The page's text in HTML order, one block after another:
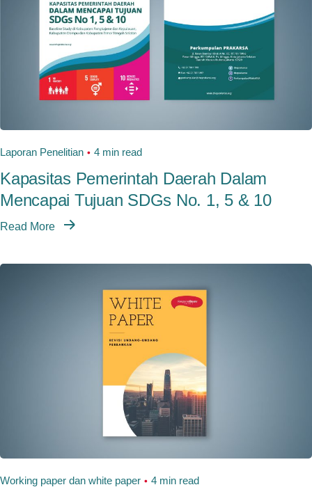
Laporan Penelitian 4 min read
Kapasitas Pemerintah Daerah Dalam
Mencapai Tujuan SDGs No. 1, 5 & 10
Read More
Working paper dan white paper 4 min read